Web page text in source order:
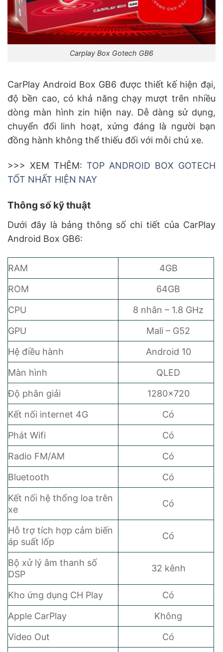
Carplay Box Gotech GB6
CarPlay Android Box GB6 được thiết kế hiện đại,
độ bền cao, có khả năng chạy mượt trên nhiều
dòng màn hình zin hiện nay. Dễ dàng sử dụng,
chuyển đổi linh hoạt, xứng đáng là người bạn
đồng hành không thể thiếu đối với mỗi chủ xe.
>>> XEM THÊM: TOP ANDROID BOX GOTECH
TỐT NHẤT HIỆN NAY
Thông số kỹ thuật
Dưới đây là bảng thông số chi tiết của CarPlay
Android Box GB6:
RAM
4GB
ROM
64GB
CPU
8 nhân – 1.8 GHz
GPU
Mali – G52
Hệ điều hành
Android 10
Màn hình
QLED
Độ phân giải
1280×720
Kết nối internet 4G
Có
Phát Wifi
Có
Radio FM/AM
Có
Bluetooth
Có
Kết nối hệ thống loa trên
xe
Có
Hỗ trợ tích hợp cảm biến
áp suất lốp
Có
Bộ xử lý âm thanh số
DSP
32 kênh
Kho ứng dụng CH Play
Có
Apple CarPlay
Không
Video Out
Có